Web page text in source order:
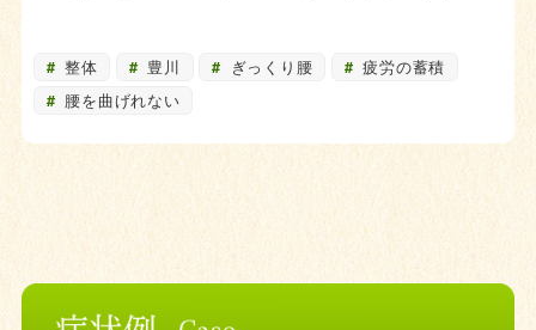
整体 豊川 ぎっくり腰
疲労の蓄積
腰を曲げれない